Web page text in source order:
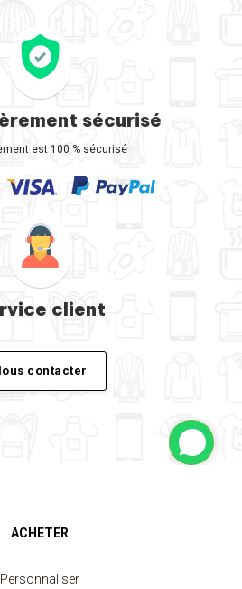
sécurisé
est 100 % sécurisé
client
contacter
ACHETER
Personnaliser